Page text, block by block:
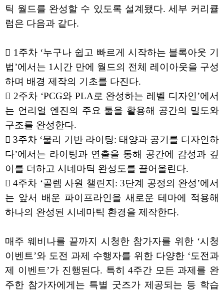
틱 월드를 완성할 수 있도록 설계됐다. 세부 커리큘
럼은 다음과 같다.
 1주차 ‘누구나 쉽고 빠르게 시작하는 블록아웃 기
법’에서는 1시간 만에 월드의 전체 레이아웃을 구성
하며 배경 제작의 기초를 다진다.
 2주차 ‘PCG와 PLA로 완성하는 레벨 디자인’에서
는 언리얼 엔진의 주요 툴을 활용해 공간의 밀도와
구조를 완성한다.
 3주차 ‘물리 기반 라이팅: 태양과 공기를 디자인하
다’에서는 라이팅과 연출을 통해 공간에 감성과 깊
이를 더하고 시네마틱 완성도를 끌어올린다.
 4주차 ‘골렘 사원 챌린지: 3단계 공정의 완성’에서
는 앞서 배운 파이프라인을 새로운 테마에 적용해
하나의 완성된 시네마틱 환경을 제작한다.
매주 웨비나를 끝까지 시청한 참가자를 위한 ‘시청
이벤트’와 도전 과제 수행자를 위한 다양한 ‘도전과
제 이벤트’가 진행된다. 특히 4주간 모든 과제를 완
주한 참가자에게는 특별 굿즈가 제공되는 등 학습